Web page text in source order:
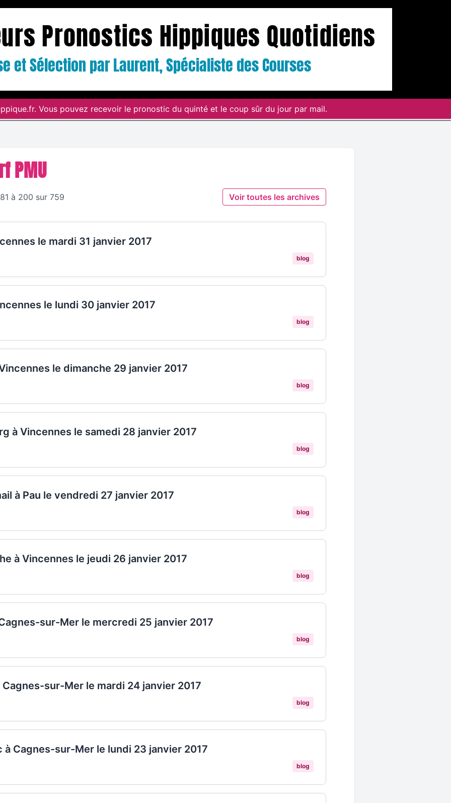
Pronostics Hippiques Quotidiens
et Sélection par Laurent, Spécialiste des Courses
Vous pouvez recevoir le pronostic du quinté et le coup sûr du jour par mail.
PMU
à 200 sur 759 Voir toutes les archives
le mardi 31 janvier 2017
blog
le lundi 30 janvier 2017
blog
le dimanche 29 janvier 2017
blog
à Vincennes le samedi 28 janvier 2017
blog
à Pau le vendredi 27 janvier 2017
blog
à Vincennes le jeudi 26 janvier 2017
blog
sur-Mer le mercredi 25 janvier 2017
blog
Cagnes-sur-Mer le mardi 24 janvier 2017
blog
à Cagnes-sur-Mer le lundi 23 janvier 2017
blog